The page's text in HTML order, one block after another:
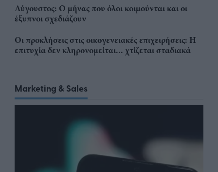
Αύγουστος: Ο μήνας που όλοι κοιμούνται και οι
έξυπνοι σχεδιάζουν
Οι προκλήσεις στις οικογενειακές επιχειρήσεις: Η
επιτυχία δεν κληρονομείται... χτίζεται σταδιακά
Marketing & Sales